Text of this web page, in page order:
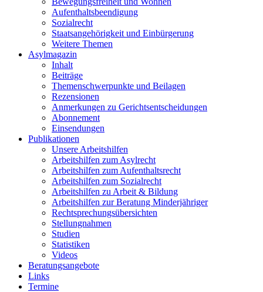
Aufenthaltsbeendigung
Sozialrecht
Staatsangehörigkeit und Einbürgerung
Weitere Themen
Asylmagazin
Inhalt
Beiträge
Themenschwerpunkte und Beilagen
Rezensionen
Anmerkungen zu Gerichtsentscheidungen
Abonnement
Einsendungen
Publikationen
Unsere Arbeitshilfen
Arbeitshilfen zum Asylrecht
Arbeitshilfen zum Aufenthaltsrecht
Arbeitshilfen zum Sozialrecht
Arbeitshilfen zu Arbeit & Bildung
Arbeitshilfen zur Beratung Minderjähriger
Rechtsprechungsübersichten
Stellungnahmen
Studien
Statistiken
Videos
Beratungsangebote
Links
Termine